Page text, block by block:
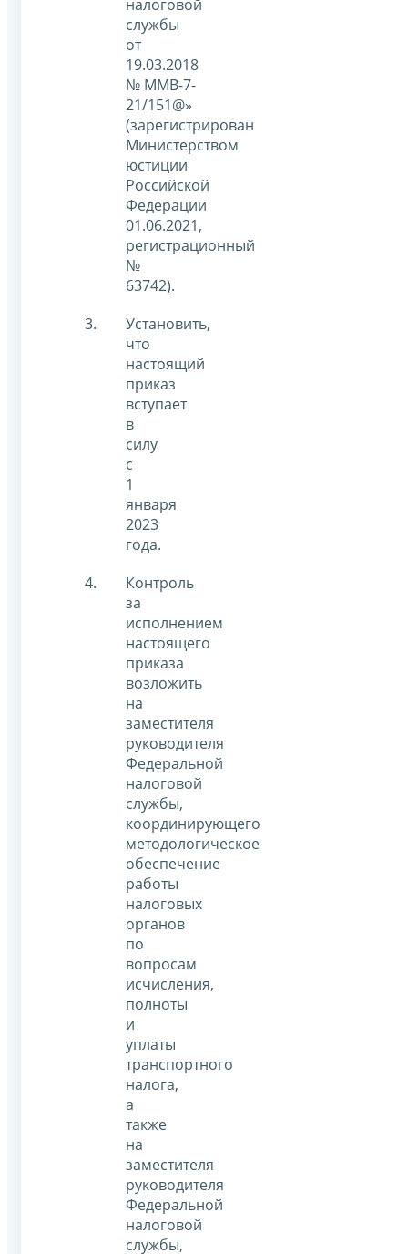
налоговой
службы
от
19.03.2018
№ ММВ-7-
21/151@»
(зарегистрирован
Министерством
юстиции
Российской
Федерации
01.06.2021,
регистрационный
№
63742).
Установить,
что
настоящий
приказ
вступает
в
силу
с
1
января
2023
года.
Контроль
за
исполнением
настоящего
приказа
возложить
на
заместителя
руководителя
Федеральной
налоговой
службы,
координирующего
методологическое
обеспечение
работы
налоговых
органов
по
вопросам
исчисления,
полноты
и
уплаты
транспортного
налога,
а
также
на
заместителя
руководителя
Федеральной
налоговой
службы,